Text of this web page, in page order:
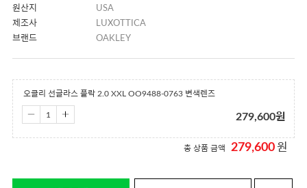
원산지
USA
제조사
LUXOTTICA
브랜드
OAKLEY
오클리 선글라스 플락 2.0 XXL OO9488-0763 변색렌즈
279,600원
총 상품 금액 279,600 원